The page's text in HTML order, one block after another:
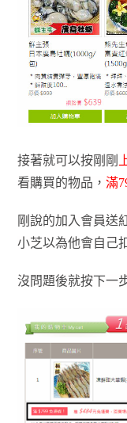
接著就可以按剛剛
看購買的物品，滿
剛說的加入會員送
小芝以為他會自己
沒問題後就按下一